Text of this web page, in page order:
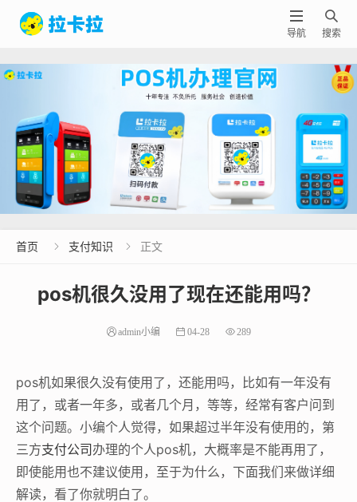

搜索

导航
首页  支付知识  正文
pos机很久没用了现在还能用吗？
admin小编 04-28 289
pos机如果很久没有使用了，还能用吗，比如有一年没有
用了，或者一年多，或者几个月，等等，经常有客户问到
这个问题。小编个人觉得，如果超过半年没有使用的，第
三方支付公司 办理的个人pos机，大概率是不能再用了，
即使能用也不建议使用，至于为什么，下面我们来做详细
解读，看了你就明白了。